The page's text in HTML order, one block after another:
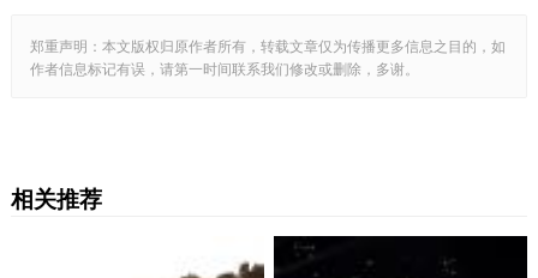
郑重声明：本文版权归原作者所有，转载文章仅为传播更多信息之目的，如
作者信息标记有误，请第一时间联系我们修改或删除，多谢。
相关推荐